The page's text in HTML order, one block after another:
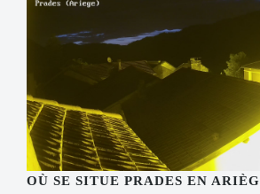
OÙ SE SITUE PRADES EN